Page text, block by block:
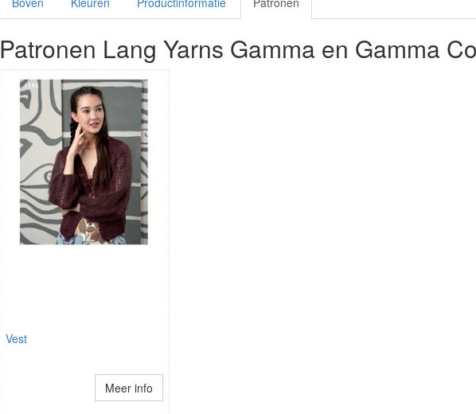
Patronen Lang Yarns Gamma en Gamma
Vest
Meer info